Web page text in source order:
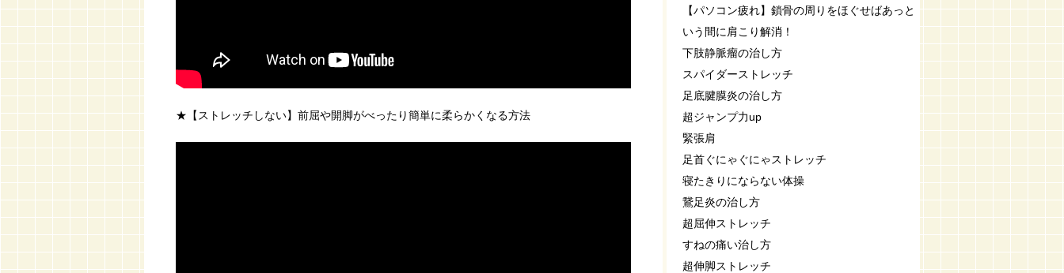
★【ストレッチしない】前屈や開脚がべったり簡単に柔らかくなる方法
【パソコン疲れ】鎖骨の周りをほぐせばあっと
いう間に肩こり解消！
下肢静脈瘤の治し方
スパイダーストレッチ
足底腱膜炎の治し方
超ジャンプ力up
緊張肩
足首ぐにゃぐにゃストレッチ
寝たきりにならない体操
鵞足炎の治し方
超屈伸ストレッチ
すねの痛い治し方
超伸脚ストレッチ